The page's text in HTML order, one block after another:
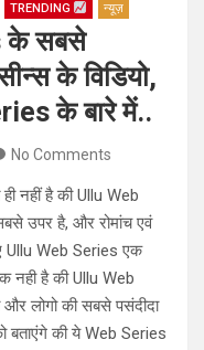
TRENDING न्यूज़
के सबसे
के विडियो,
के बारे में..
No Comments
नहीं है की Ullu Web
उपर है, और रोमांच एवं
Ullu Web Series एक
नही है की Ullu Web
लोगो की सबसे पसंदीदा
की ये Web Series